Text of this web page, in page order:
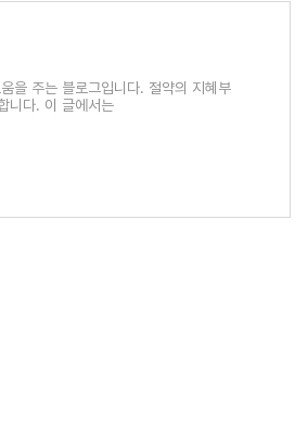
을 주는 블로그입니다. 절약의 지혜부
니다. 이 글에서는